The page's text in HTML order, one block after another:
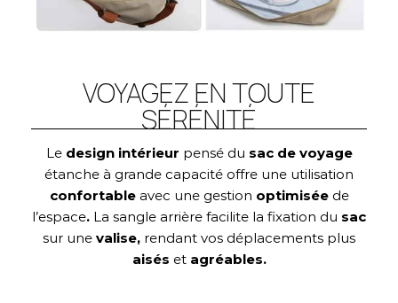
VOYAGEZ EN TOUTE
SÉRÉNITÉ
Le design intérieur pensé du sac de voyage
étanche à grande capacité offre une utilisation
confortableavec une gestion optimiséede
l’espace. La sangle arrière facilite la fixation du sac
sur une valise, rendant vos déplacements plus
aisés et agréables.